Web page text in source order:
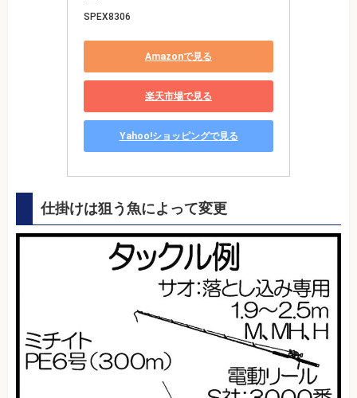
SPEX8306
Amazonで見る
楽天市場で見る
Yahoo!ショッピングで見る
仕掛けは狙う魚によって変更